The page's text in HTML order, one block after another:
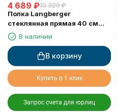
4 689 ₽10 320 ₽
Полка Langberger
стеклянная прямая 40 см
11051DВ наличии
В корзину
Купить в 1 клик
Запрос счета для юрлиц